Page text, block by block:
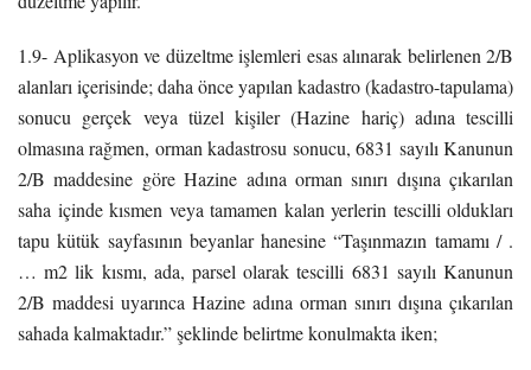
1.9- Aplikasyon ve düzeltme işlemleri esas alınarak belirlenen 2/B
alanları içerisinde; daha önce yapılan kadastro (kadastro-tapulama)
sonucu gerçek veya tüzel kişiler (Hazine hariç) adına tescilli
olmasına rağmen, orman kadastrosu sonucu, 6831 sayılı Kanunun
2/B maddesine göre Hazine adına orman sınırı dışına çıkarılan
saha içinde kısmen veya tamamen kalan yerlerin tescilli oldukları
tapu kütük sayfasının beyanlar hanesine “Taşınmazın tamamı / .
… m2 lik kısmı, ada, parsel olarak tescilli 6831 sayılı Kanunun
2/B maddesi uyarınca Hazine adına orman sınırı dışına çıkarılan
sahada kalmaktadır.” şeklinde belirtme konulmakta iken;